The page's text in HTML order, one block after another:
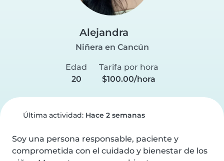
Alejandra
Niñera en Cancún
Edad
20
Tarifa por hora
$100.00/hora
Última actividad: Hace 2 semanas
Soy una persona responsable, paciente y
comprometida con el cuidado y bienestar de los